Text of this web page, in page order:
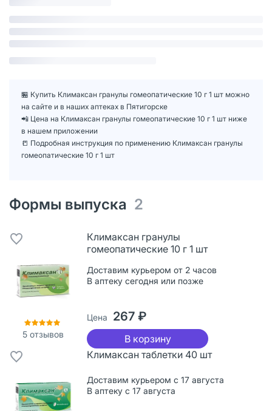
🏪 Купить Климаксан гранулы гомеопатические 10 г 1 шт можно
на сайте и в наших аптеках в Пятигорске
📲 Цена на Климаксан гранулы гомеопатические 10 г 1 шт ниже
в нашем приложении
📒 Подробная инструкция по применению Климаксан гранулы
гомеопатические 10 г 1 шт
Формы выпуска 2
5 отзывов
Климаксан гранулы
гомеопатические 10 г 1 шт
Доставим курьером от 2 часов
В аптеку сегодня или позже
Цена 267 ₽
В корзину
Климаксан таблетки 40 шт
Доставим курьером с 17 августа
В аптеку с 17 августа